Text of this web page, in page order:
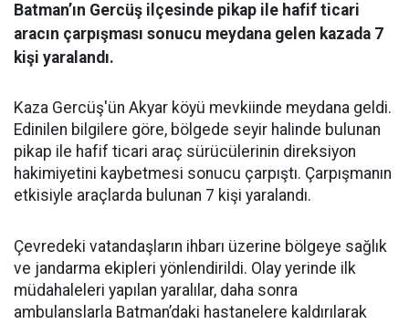
Batman’ın Gercüş ilçesinde pikap ile hafif ticari
aracın çarpışması sonucu meydana gelen kazada 7
kişi yaralandı.
Kaza Gercüş'ün Akyar köyü mevkiinde meydana geldi.
Edinilen bilgilere göre, bölgede seyir halinde bulunan
pikap ile hafif ticari araç sürücülerinin direksiyon
hakimiyetini kaybetmesi sonucu çarpıştı. Çarpışmanın
etkisiyle araçlarda bulunan 7 kişi yaralandı.
Çevredeki vatandaşların ihbarı üzerine bölgeye sağlık
ve jandarma ekipleri yönlendirildi. Olay yerinde ilk
müdahaleleri yapılan yaralılar, daha sonra
ambulanslarla Batman’daki hastanelere kaldırılarak